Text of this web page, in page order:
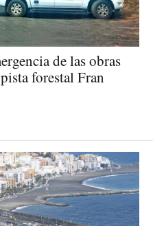
de las obras
forestal Fran